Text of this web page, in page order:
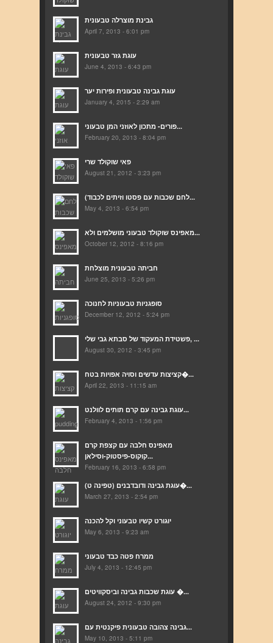
גבינת מוצרלה טבעונית
April 7, 2013 - 6:01 pm
עוגת גזר טבעונית
June 4, 2013 - 6:43 pm
עוגת גבינה טבעונית ופירות יער
January 4, 2015 - 2:29 am
פורים- מתכון לאוזני המן טבעוני...
February 20, 2013 - 8:04 pm
פאי שוקולד שרי
August 21, 2012 - 3:23 pm
(לחם שכבות עם פסטו וזיתים לכבוד...
May 4, 2013 - 6:54 pm
מאפינס שוקולד טבעוני מושלמים ולא...
October 12, 2012 - 8:16 pm
חביתה טבעונית מוצלחת
June 25, 2013 - 5:26 pm
סופגניות טבעוניות לחנוכה
December 12, 2012 - 5:24 pm
פשטידת המעקוד של סבתא גבי שלי, ...
August 30, 2012 - 3:45 pm
קציצות עדשים וסויה אפויות בטח�...
April 22, 2013 - 11:15 am
עוגת גבינה עם קרם תותים לוולנט...
February 4, 2013 - 1:56 pm
מאפינס חלבה עם קצפת קרם
קוקוס-פיסטוק-וסילאן...
February 16, 2013 - 6:58 pm
(עוגת גבינה ודובדבנים (טפינה ט�...
March 27, 2013 - 2:54 pm
יוגורט קשיו טבעוני וקל להכנה
May 6, 2013 - 9:23 am
ממרח פטה כבד טבעוני
July 4, 2013 - 12:45 pm
עוגת שכבות גבינה וביסקוויטים �...
August 24, 2012 - 9:30 pm
גבינה צהובה טבעונית פיקנטית עם...
May 10, 2013 - 5:11 pm